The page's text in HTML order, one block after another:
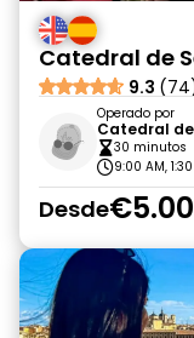
Catedral de
9.3
Operado por
Catedral
30 minutos
9:00 AM,
Desde€5.00